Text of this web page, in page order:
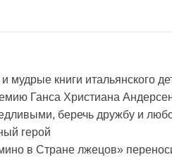
мудрые книги итальянского
Ганса Христиана
беречь дружбу и
герой
в Стране лжецов»